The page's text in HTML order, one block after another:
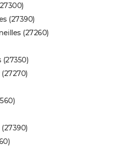
(27390)
(27260)